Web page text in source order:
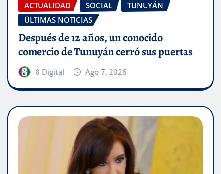
ACTUALIDAD SOCIAL
TUNUYÁN
ÚLTIMAS NOTICIAS
Después de 12 años, un conocido
comercio de Tunuyán cerró sus puertas
8 Digital Ago 7, 2026